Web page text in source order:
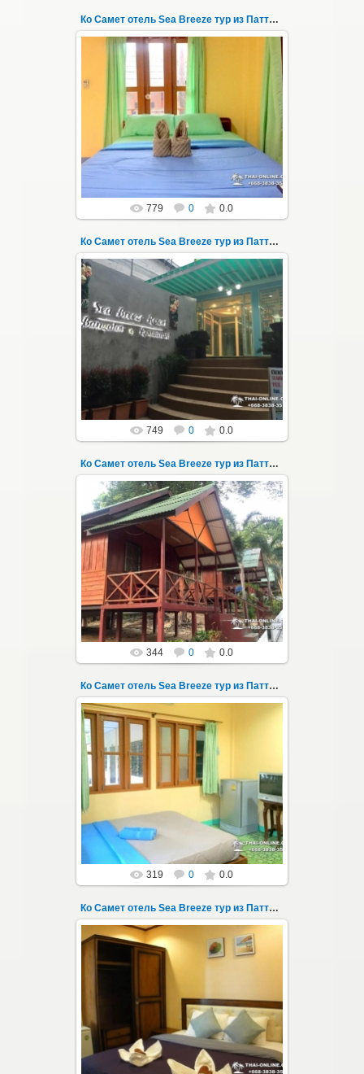
Ко Самет отель Sea Breeze тур из Паттайи фото 1
01.06.2020
Экскурсия на остров Самет из Паттайи, с
ночевкой в отеле "Sea Breeze" на пляже Ао
Пхай - фотография 1
Заповедн...
Thai-Online
779 0 0.0
Ко Самет отель Sea Breeze тур из Паттайи фото 10
01.06.2020
Экскурсия на остров Самет из Паттайи, с
ночевкой в отеле "Sea Breeze" на пляже Ао
Пхай - фотография 10
Заповед...
Thai-Online
749 0 0.0
Ко Самет отель Sea Breeze тур из Паттайи фото 100
01.08.2022
Экскурсия на остров Самет из Паттайи, с
ночевкой в отеле "Sea Breeze" на пляже Ао
Пхай - фотография 100
Запове...
Thai-Online
344 0 0.0
Ко Самет отель Sea Breeze тур из Паттайи фото 101
01.08.2022
Экскурсия на остров Самет из Паттайи, с
ночевкой в отеле "Sea Breeze" на пляже Ао
Пхай - фотография 101
Запове...
Thai-Online
319 0 0.0
Ко Самет отель Sea Breeze тур из Паттайи фото 102
01.08.2022
ночевкой в отеле "Sea Breeze" на пляже Ао
Пхай - фотография 102
Запове...
Thai-Online